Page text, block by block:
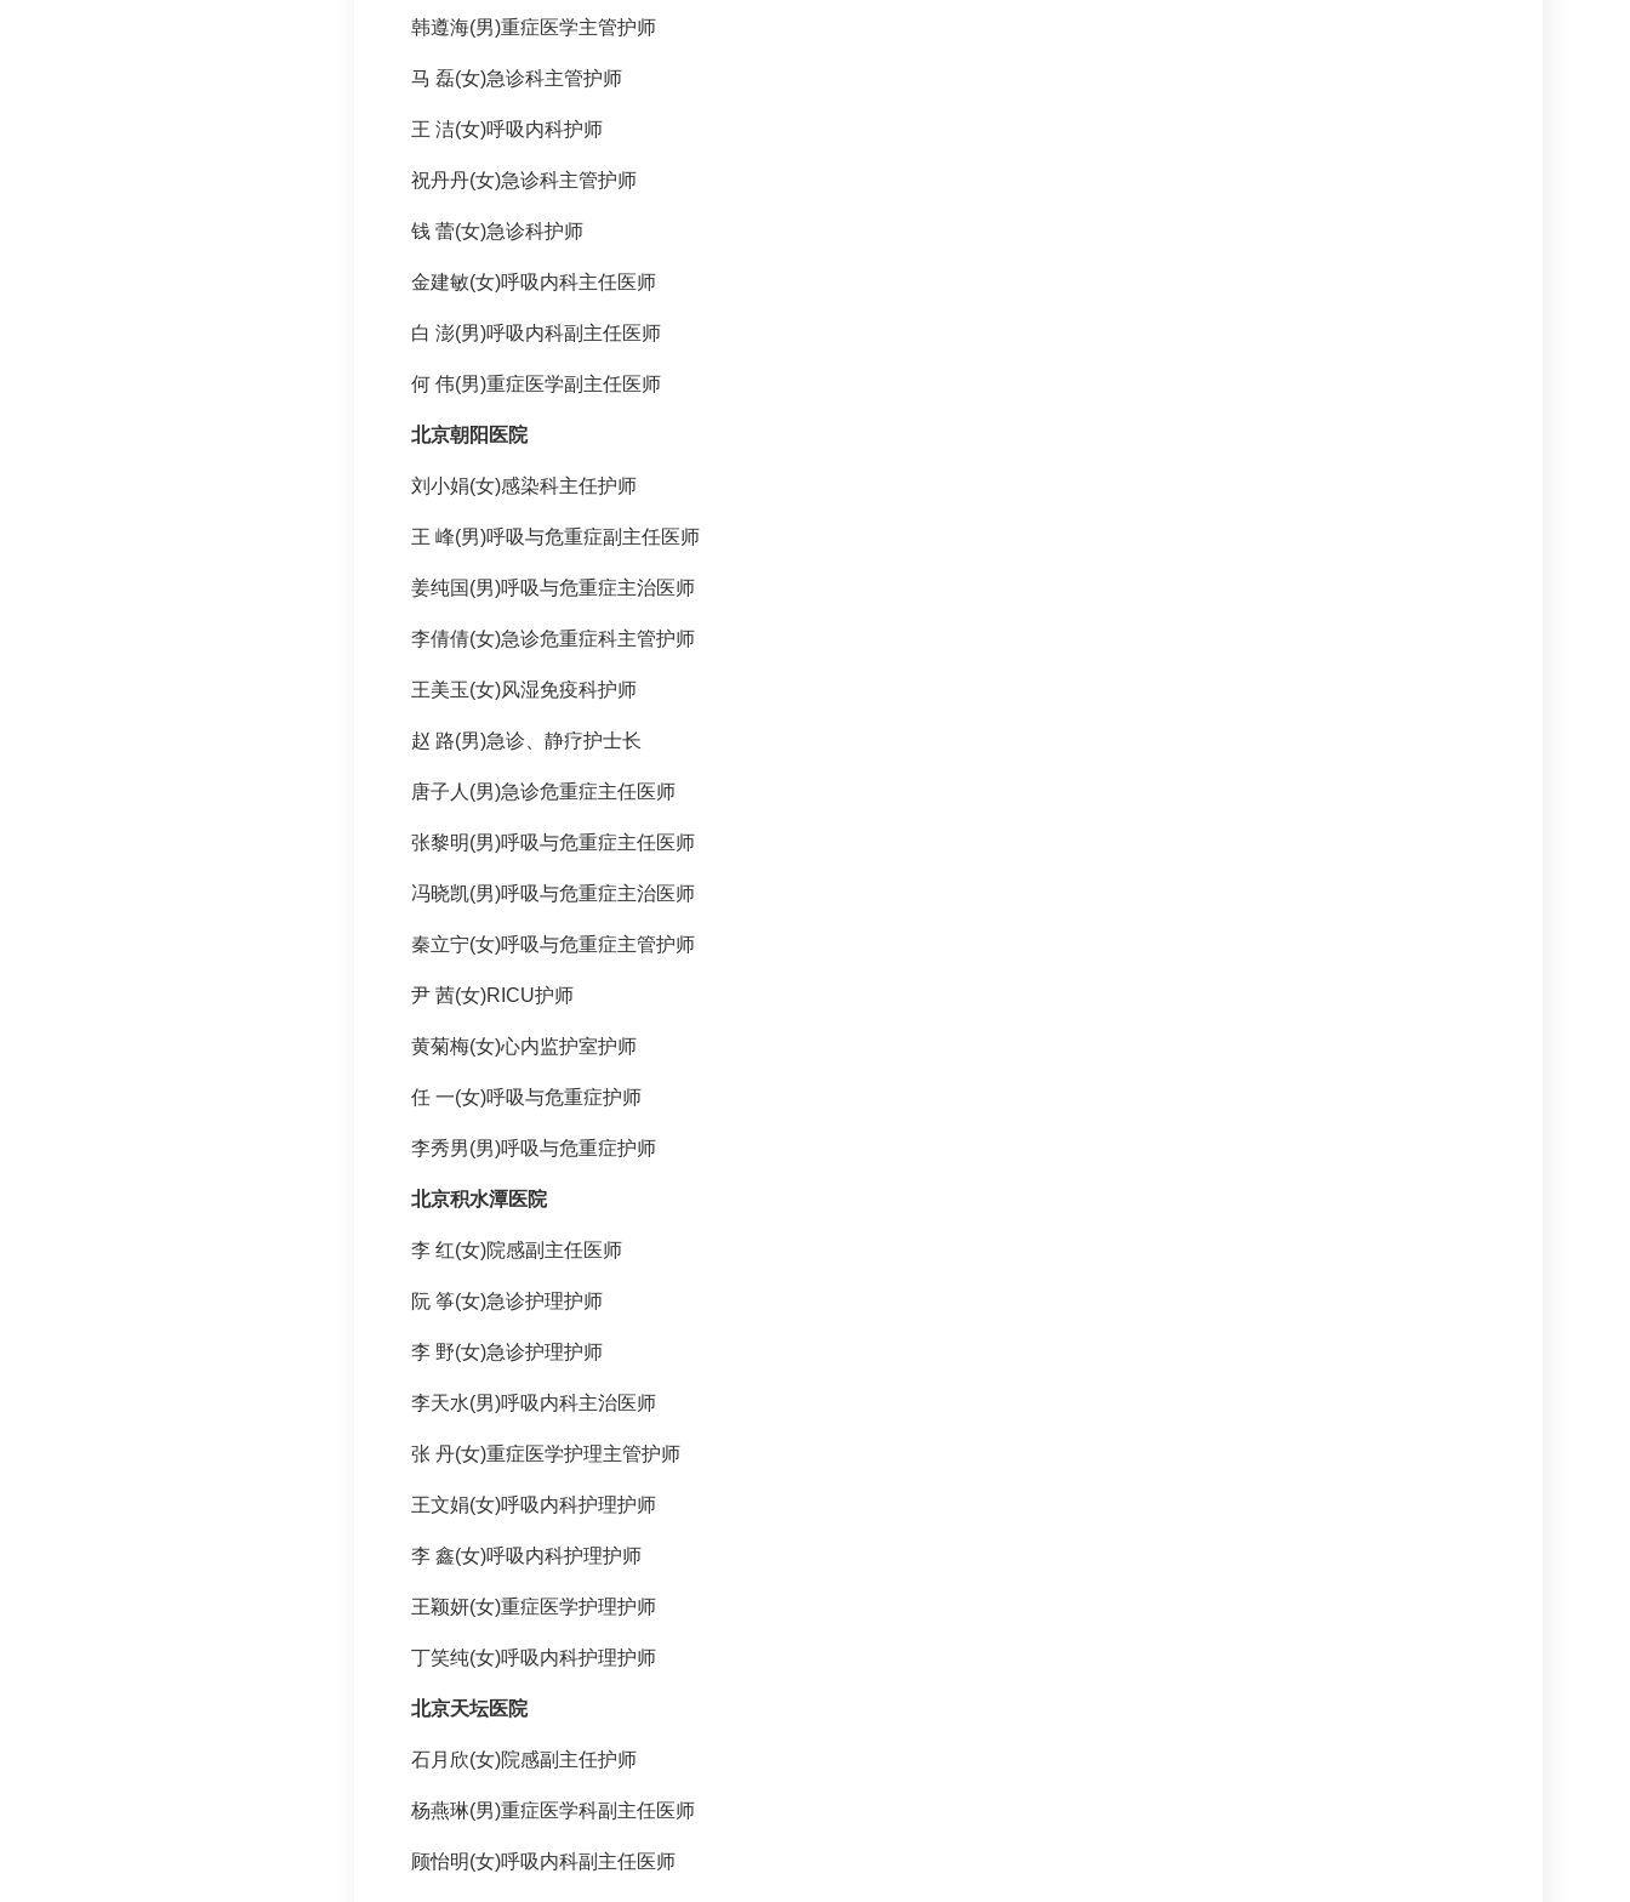
韩遵海(男)重症医学主管护师
马 磊(女)急诊科主管护师
王 洁(女)呼吸内科护师
祝丹丹(女)急诊科主管护师
钱 蕾(女)急诊科护师
金建敏(女)呼吸内科主任医师
白 澎(男)呼吸内科副主任医师
何 伟(男)重症医学副主任医师
北京朝阳医院
刘小娟(女)感染科主任护师
王 峰(男)呼吸与危重症副主任医师
姜纯国(男)呼吸与危重症主治医师
李倩倩(女)急诊危重症科主管护师
王美玉(女)风湿免疫科护师
赵 路(男)急诊、静疗护士长
唐子人(男)急诊危重症主任医师
张黎明(男)呼吸与危重症主任医师
冯晓凯(男)呼吸与危重症主治医师
秦立宁(女)呼吸与危重症主管护师
尹 茜(女)RICU护师
黄菊梅(女)心内监护室护师
任 一(女)呼吸与危重症护师
李秀男(男)呼吸与危重症护师
北京积水潭医院
李 红(女)院感副主任医师
阮 筝(女)急诊护理护师
李 野(女)急诊护理护师
李天水(男)呼吸内科主治医师
张 丹(女)重症医学护理主管护师
王文娟(女)呼吸内科护理护师
李 鑫(女)呼吸内科护理护师
王颖妍(女)重症医学护理护师
丁笑纯(女)呼吸内科护理护师
北京天坛医院
石月欣(女)院感副主任护师
杨燕琳(男)重症医学科副主任医师
顾怡明(女)呼吸内科副主任医师